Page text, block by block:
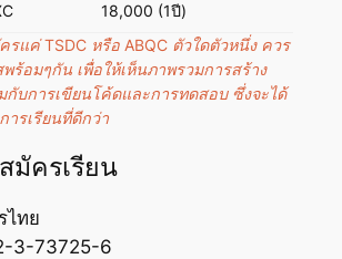
18,000 (1ปี)
รแค่ TSDC หรือ ABQC ตัวใดตัวหนึ่ง ควร
ร้อมๆกัน เพื่อให้เห็นภาพรวมการสร้าง
กับการเขียนโค้ดและการทดสอบ ซึ่งจะได้
ารเรียนที่ดีกว่า
มัครเรียน
ไทย
3-73725-6